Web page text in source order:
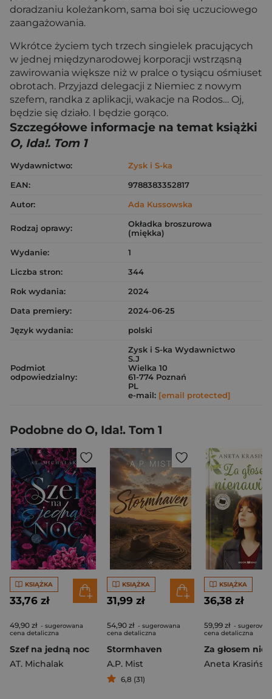
doradzaniu koleżankom, sama boi się uczuciowego
zaangażowania.
Wkrótce życiem tych trzech singielek pracujących
w jednej międzynarodowej korporacji wstrząsną
zawirowania większe niż w pralce o tysiącu ośmiuset
obrotach. Przyjazd delegacji z Niemiec z nowym
szefem, randka z aplikacji, wakacje na Rodos… Oj,
będzie się działo. I będzie gorąco.
Szczegółowe informacje na temat książki
O, Ida!. Tom 1
Wydawnictwo:
Zysk i S-ka
EAN:
9788383352817
Autor:
Ada Kussowska
Rodzaj oprawy:
Okładka broszurowa
(miękka)
Wydanie:
1
Liczba stron:
344
Rok wydania:
2024
Data premiery:
2024-06-25
Język wydania:
polski
Podmiot
odpowiedzialny:
Zysk i S-ka Wydawnictwo
S.J
Wielka 10
61-774 Poznań
PL
e-mail: [email protected]
Podobne do O, Ida!. Tom 1
KSIĄŻKA
33,76 zł
49,90 zł - sugerowana
cena detaliczna
Szef na jedną noc
AT. Michalak
KSIĄŻKA
31,99 zł
54,90 zł - sugerowana
cena detaliczna
Stormhaven
A.P. Mist
6,8 (31)
KSIĄŻKA
36,38 zł
59,99 zł -
cena detaliczna
Aneta